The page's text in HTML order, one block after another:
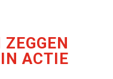
ACTIE